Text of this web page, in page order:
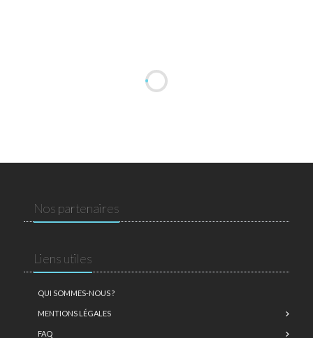
Nos partenaires
Liens utiles
QUI SOMMES-NOUS ?
MENTIONS LÉGALES
FAQ